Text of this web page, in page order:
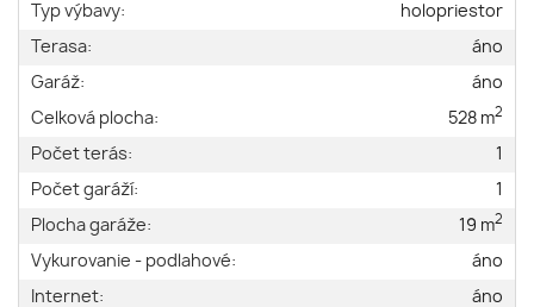
Typ výbavy:
holopriestor
Terasa:
áno
Garáž:
áno
Celková plocha:
528 m2
Počet terás:
1
Počet garáží:
1
Plocha garáže:
19 m2
Vykurovanie - podlahové:
áno
Internet:
áno